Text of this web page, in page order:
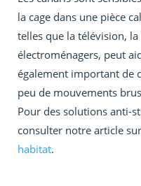
la cage dans une pièce
telles que la télévision,
électroménagers, peut
également important de
peu de mouvements
Pour des solutions anti-
consulter notre article
habitat.